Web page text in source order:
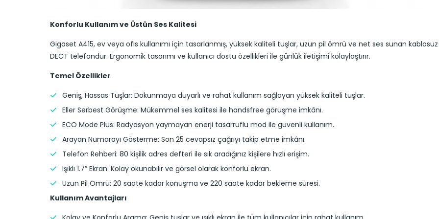
Konforlu Kullanım ve Üstün Ses Kalitesi
Gigaset A415, ev veya ofis kullanımı için tasarlanmış, yüksek kaliteli tuşlar, uzun pil ömrü ve net ses sunan kablosuz
DECT telefondur. Ergonomik tasarımı ve kullanıcı dostu özellikleri ile günlük iletişimi kolaylaştırır.
Temel Özellikler
Geniş, Hassas Tuşlar: Dokunmaya duyarlı ve rahat kullanım sağlayan yüksek kaliteli tuşlar.
Eller Serbest Görüşme: Mükemmel ses kalitesi ile handsfree görüşme imkânı.
ECO Mode Plus: Radyasyon yaymayan enerji tasarruflu mod ile güvenli kullanım.
Arayan Numarayı Gösterme: Son 25 cevapsız çağrıyı takip etme imkânı.
Telefon Rehberi: 80 kişilik adres defteri ile sık aradığınız kişilere hızlı erişim.
Işıklı 1.7” Ekran: Kolay okunabilir ve görsel olarak konforlu ekran.
Uzun Pil Ömrü: 20 saate kadar konuşma ve 220 saate kadar bekleme süresi.
Kullanım Avantajları